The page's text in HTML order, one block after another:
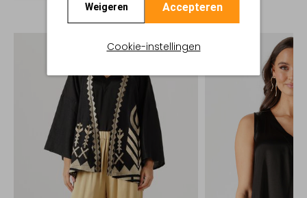
Weigeren Accepteren
Cookie-instellingen